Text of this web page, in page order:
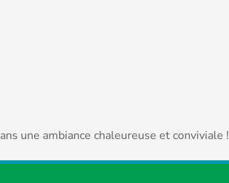
une ambiance chaleureuse et conviviale !